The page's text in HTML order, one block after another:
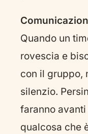
Quando un
rovescia e
con il gruppo,
silenzio.
faranno
qualcosa che